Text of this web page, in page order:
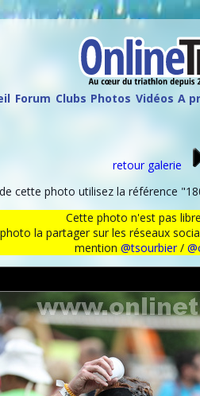
Forum Clubs Photos Vidéos A
retour galerie
cette photo utilisez la référence
Cette photo n'est pas
la partager sur les réseaux
mention @tsourbier/